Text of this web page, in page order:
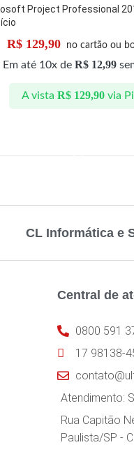
Project Professional
R$ 129,90 no cartão ou
A vista R$ 129,90 via
Em até 10x de R$12,99
CL Informática e
Central de
0800 591
17 98138-
Atendimento:
Rua Capitão
Paulista/SP -